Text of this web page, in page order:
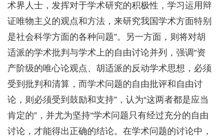
术界人士，发挥对于学术研究的积极性，学习运用辩
证唯物主义的观点和方法，来研究我国学术方面特别
是社会科学方面的各种问题”。另一方面，则将对胡
适派的学术批判与学术上的自由讨论并列，强调“资
产阶级的唯心论观点、胡适派的反动学术思想，必须
受到批判和清算，而学术问题的自由批评和自由讨
论，则必须受到鼓励和支持”，认为“这两者都是应当
肯定的”，并尤为坚持“学术问题只有经过充分的自由
讨论，才能得出正确的结论。在学术问题的讨论中，